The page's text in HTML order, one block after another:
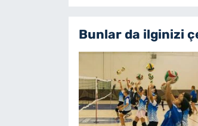
Bunlar da ilginizi